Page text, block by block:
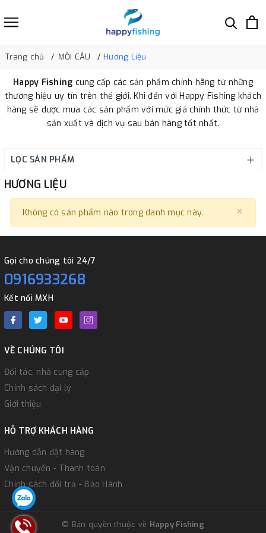
Trang chủ MỒI CÂU Hương Liệu
LỌC SẢN PHẨM
HƯƠNG LIỆU
×
Không có sản phẩm nào trong danh mục này.
Happy Fishing cung cấp các sản phẩm chính hãng từ những
thương hiệu uy tín trên thế giới. Khi đến với Happy Fishing khách
hàng sẽ được mua các sản phẩm với mức giá chính thức từ nhà
sản xuất và dịch vụ sau bán hàng tốt nhất.
Gọi cho chúng tôi 24/7
0916933268
Kết nối MXH
VỀ CHÚNG TÔI
Đối tác, nhà cung cấp
Chính sách đại lý
Giới thiệu
HỖ TRỢ KHÁCH HÀNG
Hướng dẫn đặt hàng
Vận chuyển - Thanh toán
Chính sách đổi trả - Bảo Hành
© Bản quyền thuộc về Happy Fishing